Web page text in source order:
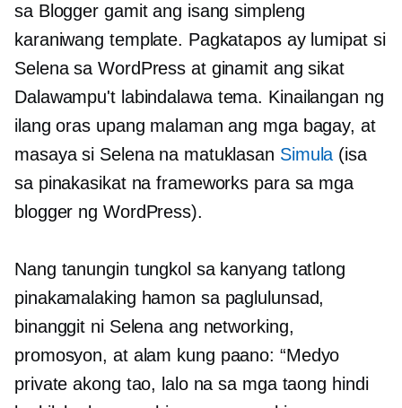
sa Blogger gamit ang isang simpleng
karaniwang template. Pagkatapos ay lumipat si
Selena sa WordPress at ginamit ang sikat
Dalawampu't labindalawatema. Kinailangan ng
ilang oras upang malaman ang mga bagay, at
masaya si Selena na matuklasan Simula (isa
sa pinakasikat na frameworks para sa mga
blogger ng WordPress).
Nang tanungin tungkol sa kanyang tatlong
pinakamalaking hamon sa paglulunsad,
binanggit ni Selena ang networking,
promosyon, at alam kung paano: “Medyo
private akong tao, lalo na sa mga taong hindi